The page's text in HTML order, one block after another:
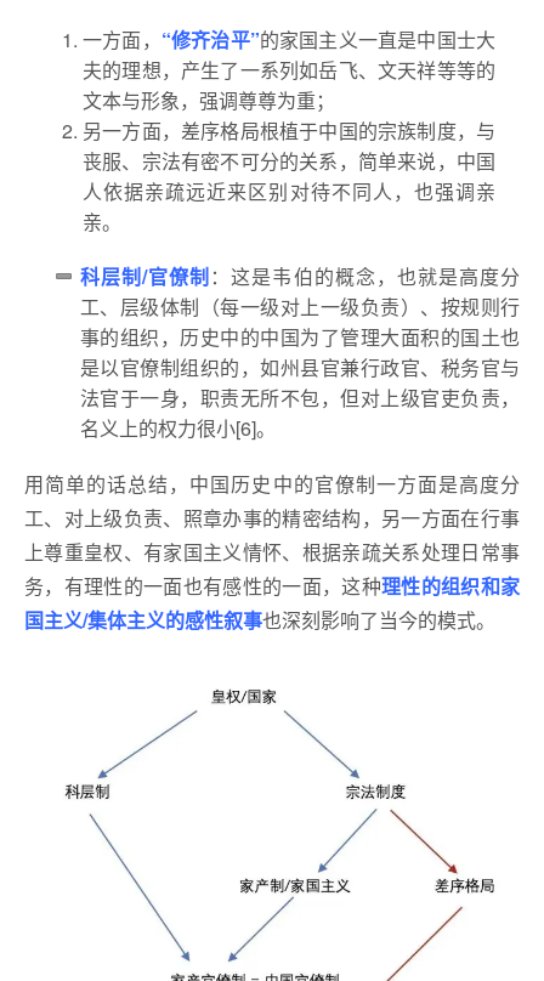
一方面， “修齐治平”的家国主义一直是中国士大
夫的理想，产生了一系列如岳飞、文天祥等等的
文本与形象，强调尊尊为重；
另一方面，差序格局根植于中国的宗族制度，与
丧服、宗法有密不可分的关系，简单来说，中国
人依据亲疏远近来区别对待不同人，也强调亲
亲。
科层制/官僚制：这是韦伯的概念，也就是高度分
工、层级体制（每一级对上一级负责）、按规则行
事的组织，历史中的中国为了管理大面积的国土也
是以官僚制组织的，如州县官兼行政官、税务官与
法官于一身，职责无所不包，但对上级官吏负责，
名义上的权力很小[6]。
用简单的话总结，中国历史中的官僚制一方面是高度分
工、对上级负责、照章办事的精密结构，另一方面在行事
上尊重皇权、有家国主义情怀、根据亲疏关系处理日常事
务，有理性的一面也有感性的一面，这种理性的组织和家
国主义/集体主义的感性叙事也深刻影响了当今的模式。